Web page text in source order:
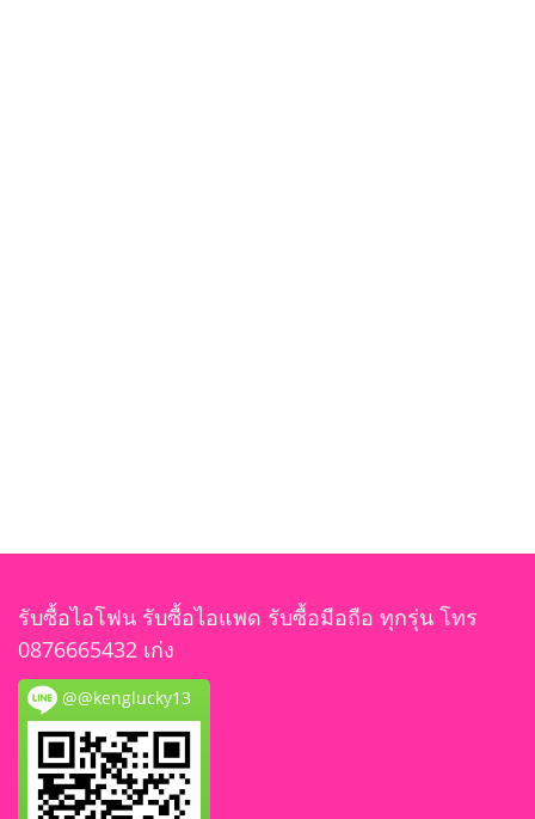
รับซื้อไอโฟน รับซื้อไอแพด รับซื้อมือถือ ทุกรุ่น โทร
0876665432 เก่ง
@@kenglucky13